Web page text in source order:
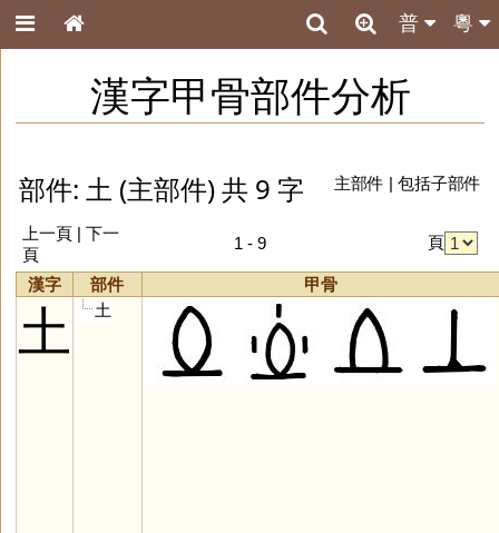
粵
普
漢字甲骨部件分析
部件: 土 (主部件) 共 9 字 主部件 | 包括子部件
上一頁 | 下一
頁
1 - 9 頁
漢字 部件 甲骨
土 土